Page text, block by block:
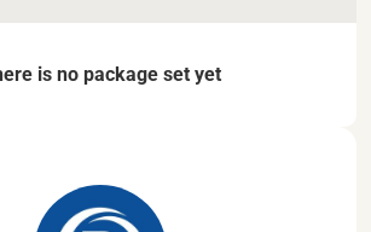
is no package set yet